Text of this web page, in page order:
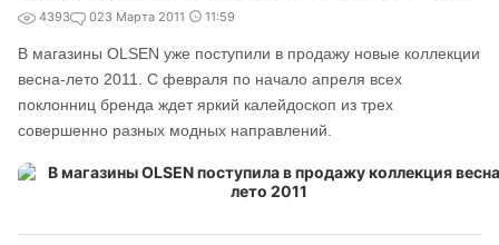
4393 023 Марта 2011 11:59
В магазины OLSEN уже поступили в продажу новые коллекции
весна-лето 2011. С февраля по начало апреля всех
поклонниц бренда ждет яркий калейдоскоп из трех
совершенно разных модных направлений.